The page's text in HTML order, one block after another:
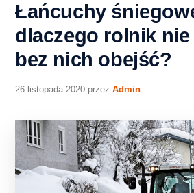
Łańcuchy
dlaczego rolnik nie
bez nich obejść?
26 listopada 2020 przez Admin